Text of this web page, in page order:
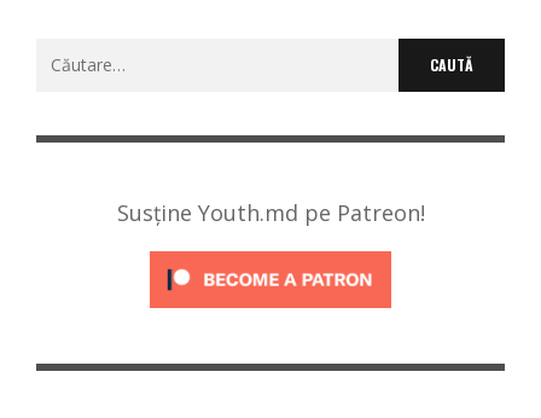
Caută
Susține Youth.md pe Patreon!